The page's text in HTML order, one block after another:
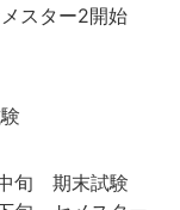
スター2開始
旬 期末試験